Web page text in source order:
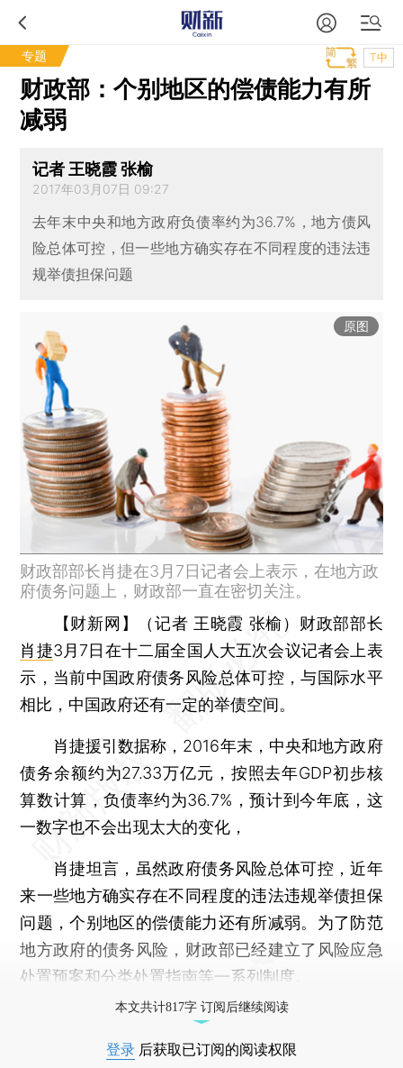
专题 T中
财政部：个别地区的偿债能力有所
减弱
记者 王晓霞 张榆
2017年03月07日 09:27
去年末中央和地方政府负债率约为36.7%，地方债风
险总体可控，但一些地方确实存在不同程度的违法违
规举债担保问题
原图
财政部部长肖捷在3月7日记者会上表示，在地方政
府债务问题上，财政部一直在密切关注。
【财新网】（记者 王晓霞 张榆） 财政部部长
肖捷3月7日在十二届全国人大五次会议记者会上表
示，当前中国政府债务风险总体可控，与国际水平
相比，中国政府还有一定的举债空间。
肖捷援引数据称，2016年末，中央和地方政府
债务余额约为27.33万亿元，按照去年GDP初步核
算数计算，负债率约为36.7%，预计到今年底，这
一数字也不会出现太大的变化，
肖捷坦言，虽然政府债务风险总体可控，近年
来一些地方确实存在不同程度的违法违规举债担保
问题，个别地区的偿债能力还有所减弱。为了防范
地方政府的债务风险，财政部已经建立了风险应急
处置预案和分类处置指南等一系列制度。
本文共计817字 订阅后继续阅读
登录 后获取已订阅的阅读权限